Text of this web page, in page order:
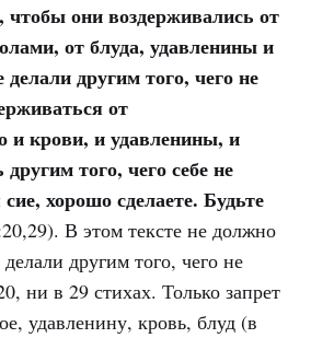
чтобы они воздерживались от
от блуда, удавленины и
другим того, чего не
от
и крови, и удавленины, и
того, чего себе не
хорошо сделаете. Будьте
В этом тексте не должно
другим того, чего не
ни в 29 стихах. Только запрет
удавленину, кровь, блуд (в